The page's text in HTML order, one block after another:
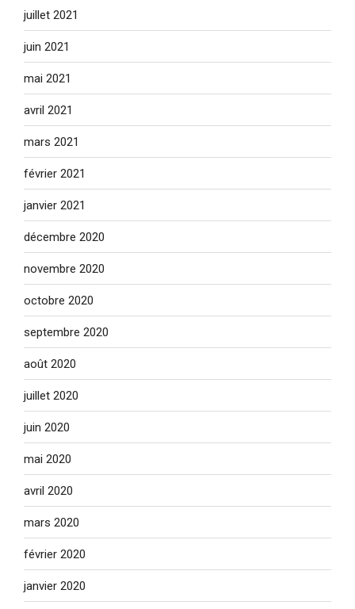
juillet 2021
juin 2021
mai 2021
avril 2021
mars 2021
février 2021
janvier 2021
décembre 2020
novembre 2020
octobre 2020
septembre 2020
août 2020
juillet 2020
juin 2020
mai 2020
avril 2020
mars 2020
février 2020
janvier 2020